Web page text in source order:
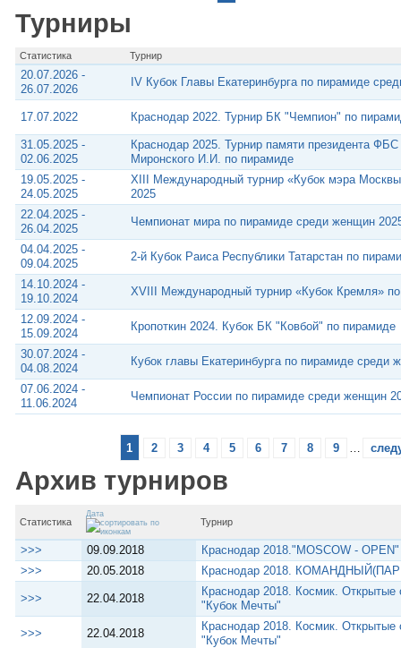
Турниры
Статистика Турнир
20.07.2026 -
26.07.2026
IV Кубок Главы Екатеринбурга по пирамиде
17.07.2022 Краснодар 2022. Турнир БК "Чемпион" по
31.05.2025 -
02.06.2025
Краснодар 2025. Турнир памяти президента ФБС
Миронского И.И. по пирамиде
19.05.2025 -
24.05.2025
XIII Международный турнир «Кубок мэра
2025
22.04.2025 -
26.04.2025
Чемпионат мира по пирамиде среди женщин
04.04.2025 -
09.04.2025
2-й Кубок Раиса Республики Татарстан по
14.10.2024 -
19.10.2024
XVIII Международный турнир «Кубок Кремля»
12.09.2024 -
15.09.2024
Кропоткин 2024. Кубок БК "Ковбой" по пирамиде
30.07.2024 -
04.08.2024
Кубок главы Екатеринбурга по пирамиде среди
07.06.2024 -
11.06.2024
Чемпионат России по пирамиде среди женщин
1 2 3 4 5 6 7 8 9
Архив турниров
Статистика
Дата
Турнир
>>> 09.09.2018
Краснодар 2018."MOSCOW -
>>>
20.05.2018 Краснодар 2018.
>>> 22.04.2018
Краснодар 2018. Космик.
"Кубок Мечты"
>>> 22.04.2018
Краснодар 2018. Космик.
"Кубок Мечты"